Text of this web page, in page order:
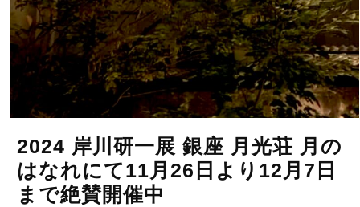
2024 岸川研一展 銀座 月光荘 月の
はなれにて11月26日より12月7日
まで絶賛開催中